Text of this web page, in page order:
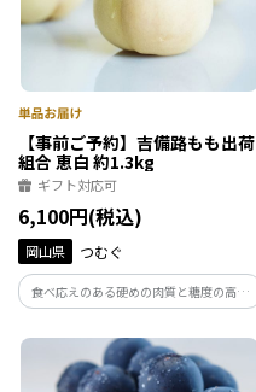
【事前ご予約】吉備路もも出荷
組合 恵白 約1.3kg
ギフト対応可
6,100円(税込)
岡山県 つむぐ
食べ応えのある硬めの肉質と糖度の高さ
が抜群の白桃です。岡山の夏を締めくくる
大玉品種です。【お届け時期：8月下旬～
9月上旬】